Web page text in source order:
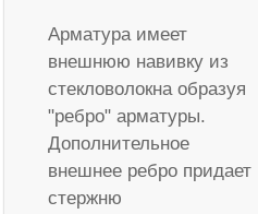
Арматура имеет
внешнюю навивку из
стекловолокна образуя
"ребро" арматуры.
Дополнительное
внешнее ребро придает
стержню